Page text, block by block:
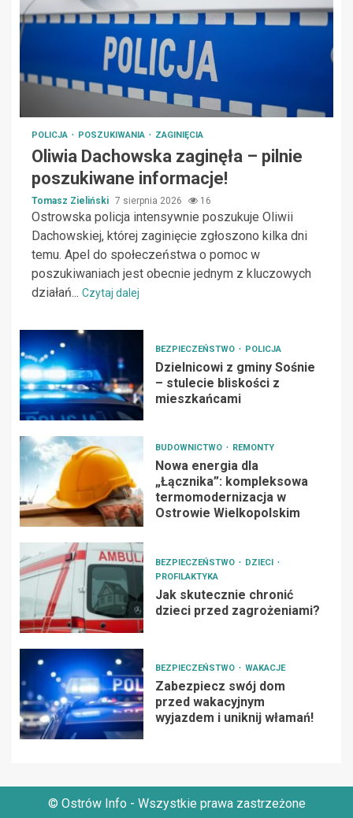
POLICJA POSZUKIWANIA ZAGINIĘCIA
Oliwia Dachowska zaginęła – pilnie
poszukiwane informacje!
Tomasz Zieliński 7 sierpnia 2026 16
Ostrowska policja intensywnie poszukuje Oliwii
Dachowskiej, której zaginięcie zgłoszono kilka dni
temu. Apel do społeczeństwa o pomoc w
poszukiwaniach jest obecnie jednym z kluczowych
działań... Czytaj dalej
BEZPIECZEŃSTWO POLICJA
Dzielnicowi z gminy Sośnie
– stulecie bliskości z
mieszkańcami
BUDOWNICTWO REMONTY
Nowa energia dla
„Łącznika”: kompleksowa
termomodernizacja w
Ostrowie Wielkopolskim
BEZPIECZEŃSTWO
DZIECI
PROFILAKTYKA
Jak skutecznie chronić
dzieci przed zagrożeniami?
BEZPIECZEŃSTWO WAKACJE
Zabezpiecz swój dom
przed wakacyjnym
wyjazdem i uniknij włamań!
© Ostrów Info - Wszystkie prawa zastrzeżone